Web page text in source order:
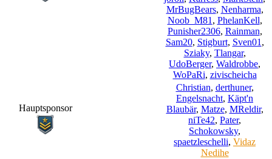
MrBugBears, Nenharma,
Noob_M81 , PhelanKell,
Punisher2306, Rainman,
Sam20, Stigburt, Sven01 ,
Sziaky, Tlangar,
UdoBerger, Waldrobbe,
WoPaRi, zivischeicha
Hauptsponsor
Christian, derthuner,
Engelsnacht, Käpt'n
Blaubär, Matze, MReldir,
niTe42, Pater,
Schokowsky,
spaetzleschelli, Vidaz
Nedihe